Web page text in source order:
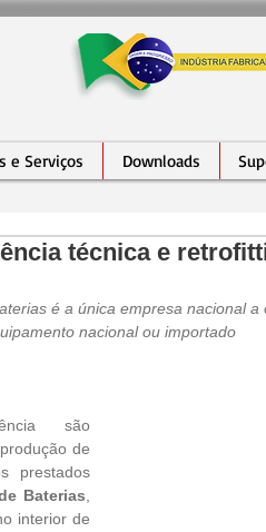
e Serviços Downloads
técnica e
é a única empresa nacional
nacional ou importado
são
de
prestados
Baterias
interior de